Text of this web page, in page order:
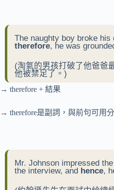
The naughty boy broke his
therefore, he was
(淘氣的男孩打破了他爸爸
他被禁足了。)
→ therefore + 結果
→ therefore是副詞，與前句可用
Mr. Johnson impressed
the interview, and hence,